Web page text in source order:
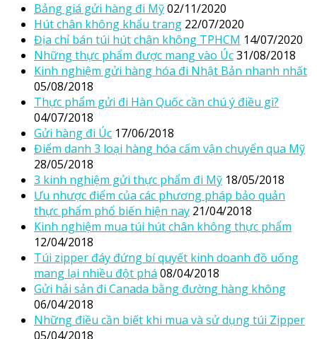
Bảng giá gửi hàng đi Mỹ02/11/2020
Hút chân không khẩu trang 22/07/2020
Địa chỉ bán túi hút chân không TPHCM 14/07/2020
Những thực phẩm được mang vào Úc31/08/2018
Kinh nghiệm gửi hàng hóa đi Nhật Bản nhanh nhất
05/08/2018
Thực phẩm gửi đi Hàn Quốc cần chú ý điều gì?
04/07/2018
Gửi hàng đi Úc 17/06/2018
Điểm danh 3 loại hàng hóa cấm vận chuyển qua Mỹ
28/05/2018
3 kinh nghiệm gửi thực phẩm đi Mỹ 18/05/2018
Ưu nhược điểm của các phương pháp bảo quản
thực phẩm phổ biến hiện nay 21/04/2018
Kinh nghiệm mua túi hút chân không thực phẩm
12/04/2018
Túi zipper đáy đứng bí quyết kinh doanh đồ uống
mang lại nhiều đột phá 08/04/2018
Gửi hải sản đi Canada bằng đường hàng không
06/04/2018
Những điều cần biết khi mua và sử dụng túi Zipper
05/04/2018